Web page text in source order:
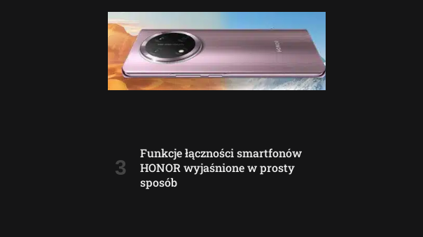
Funkcje łączności smartfonów
HONOR wyjaśnione w prosty
sposób